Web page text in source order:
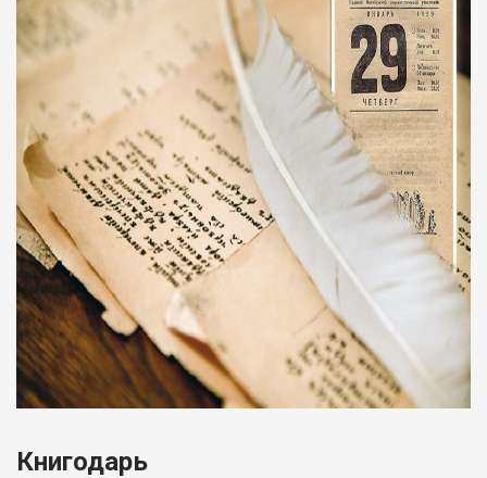
Книгодарь